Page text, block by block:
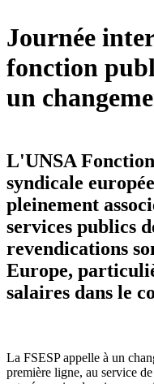
Journée
fonction
un
L'UNSA
syndicale
pleinement
services publics
revendications
Europe,
salaires dans le
La FSESP appelle à un
première ligne, au service